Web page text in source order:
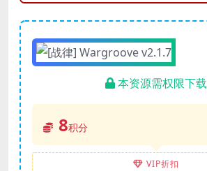
本资源需权限下载
8积分
VIP折扣